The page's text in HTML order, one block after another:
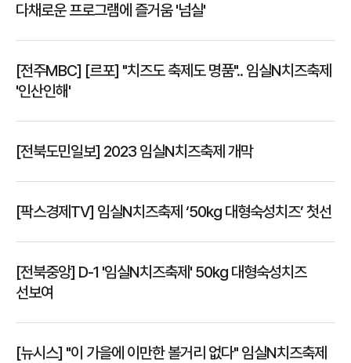
다채로운 프로그램에 즐거움 '넘실'
[전주MBC] [르포] "치즈도 축제도 명품".. 임실N치즈축제
'인산인해'
[전북도민일보] 2023 임실N치즈축제 개막
[팍스경제TV] 임실N치즈축제 ‘50kg 대형숙성치즈’ 첫선
[전북중앙] D-1 '임실N치즈축제' 50kg 대형숙성치즈
선보여
[뉴시스] "이 가을에 이만한 볼거리 없다" 임실N치즈축제